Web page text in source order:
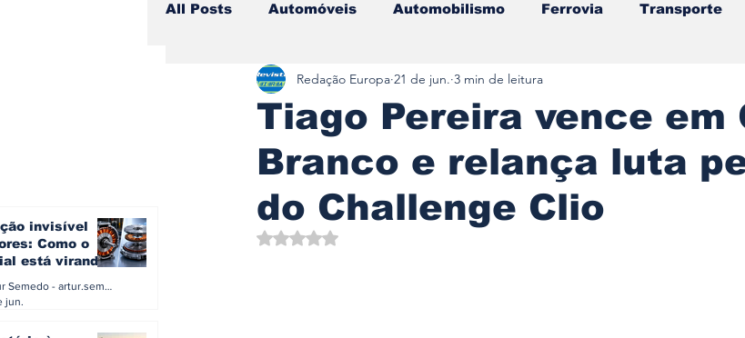
invisível
Como o
está virando
Artur Semedo - artur.semedo@publiracing.pt
jun.
All Posts Automóveis Automobilismo Ferrovia Transporte
Camiões Lazer Aviação Motos
Branding & Estratégia Componentes Gastronomia
Editorial
Tiago Pereira vence em
Branco e relança luta
do Challenge Clio
Redação Europa 21 de jun. 3 min de leitura
Avaliado com NaN de 5 estrelas.